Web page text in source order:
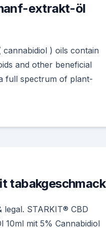
extrakt-öl
) oils contain
and other beneficial
full spectrum of plant-
tabakgeschmack
legal. STARKIT® CBD
10ml mit 5% Cannabidiol